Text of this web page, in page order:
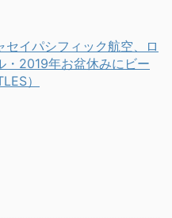
セイパシフィック航空、ロ
・2019年お盆休みにビー
）